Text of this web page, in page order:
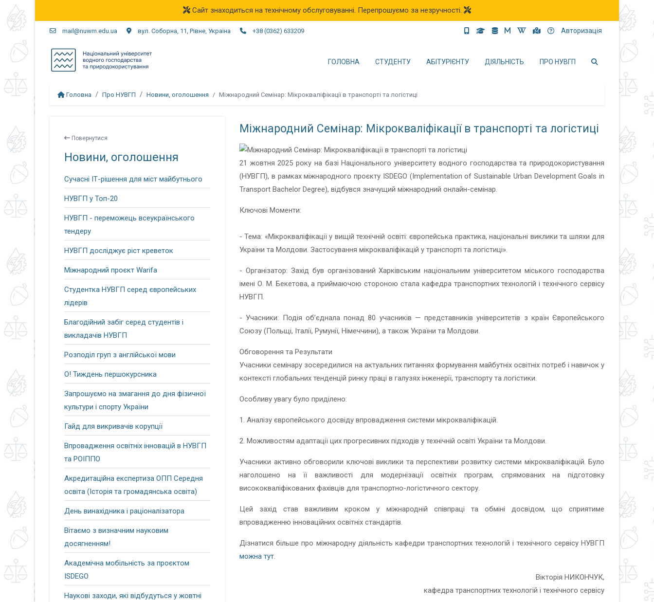
Сайт знаходиться на технічному обслуговуванні. Перепрошуємо за незручності.
mail@nuwm.edu.ua вул. Соборна, 11, Рівне, Україна +38 (0362) 633209 Авторизація
ГОЛОВНА СТУДЕНТУ АБІТУРІЄНТУ ДІЯЛЬНІСТЬ ПРО НУВГП
Головна Про НУВГП Новини, оголошення Міжнародний Семінар: Мікрокваліфікації в транспорті та логістиці
Повернутися
Новини, оголошення
Сучасні ІТ-рішення для міст майбутнього
НУВГП у Топ-20
НУВГП - переможець всеукраїнського
тендеру
НУВГП досліджує ріст креветок
Міжнародний проєкт Warifa
Студентка НУВГП серед європейських
лідерів
Благодійний забіг серед студентів і
викладачів НУВГП
Розподіл груп з англійської мови
О! Тиждень першокурсника
Запрошуємо на змагання до дня фізичної
культури і спорту України
Гайд для викривачів корупції
Впровадження освітніх інновацій в НУВГП
та РОІППО
Акредитаційна експертиза ОПП Середня
освіта (Історія та громадянська освіта)
День винахідника і раціоналізатора
Вітаємо з визначним науковим
досягненням!
Академічна мобільність за проєктом
ISDEGO
Наукові заходи, які відбудуться у жовтні
Міжнародний Семінар: Мікрокваліфікації в транспорті та логістиці
21 жовтня 2025 року на базі Національного університету водного господарства та природокористування
(НУВГП), в рамках міжнародного проєкту ISDEGO (Implementation of Sustainable Urban Development Goals in
Transport Bachelor Degree), відбувся значущий міжнародний онлайн-семінар.
Ключові Моменти:
- Тема: «Мікрокваліфікації у вищій технічній освіті: європейська практика, національні виклики та шляхи для
України та Молдови. Застосування мікрокваліфікацій у транспорті та логістиці».
- Організатор: Захід був організований Харківським національним університетом міського господарства
імені О. М. Бекетова, а приймаючою стороною стала кафедра транспортних технологій і технічного сервісу
НУВГП.
- Учасники: Подія об’єднала понад 80 учасників — представників університетів з країн Європейського
Союзу (Польщі, Італії, Румунії, Німеччини), а також України та Молдови.
Обговорення та Результати
Учасники семінару зосередилися на актуальних питаннях формування майбутніх освітніх потреб і навичок у
контексті глобальних тенденцій ринку праці в галузях інженерії, транспорту та логістики.
Особливу увагу було приділено:
1. Аналізу європейського досвіду впровадження системи мікрокваліфікацій.
2. Можливостям адаптації цих прогресивних підходів у технічній освіті України та Молдови.
Учасники активно обговорили ключові виклики та перспективи розвитку системи мікрокваліфікацій. Було
наголошено на її важливості для модернізації освітніх програм, спрямованих на підготовку
висококваліфікованих фахівців для транспортно-логістичного сектору.
Цей захід став важливим кроком у міжнародній співпраці та обміні досвідом, що сприятиме
впровадженню інноваційних освітніх стандартів.
Дізнатися більше про міжнародну діяльність кафедри транспортних технологій і технічного сервісу НУВГП
можна тут
Вікторія НИКОНЧУК,
кафедра транспортних технологій і технічного сервісу